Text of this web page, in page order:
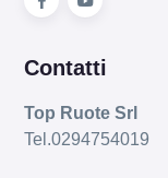
Contatti
Top Ruote Srl
Tel.0294754019